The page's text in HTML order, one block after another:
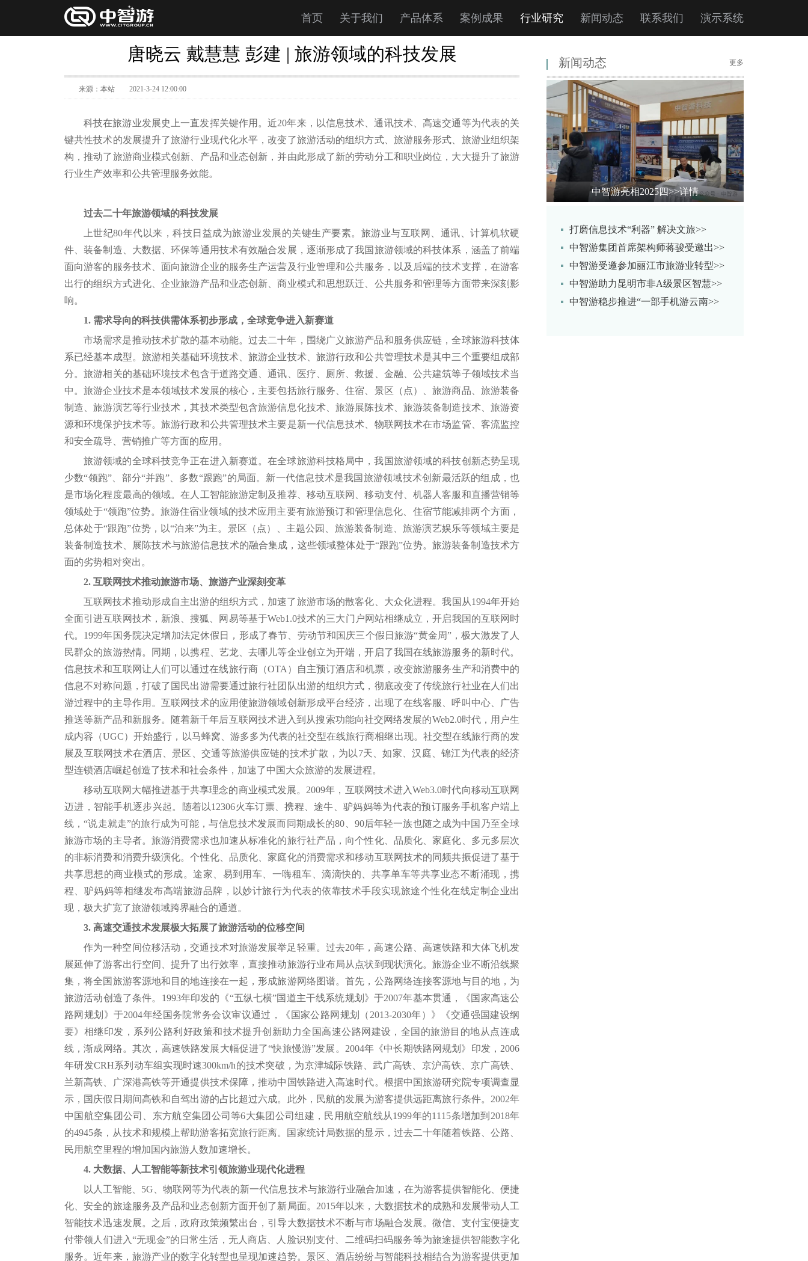
首页 关于我们 产品体系 案例成果 行业研究 新闻动态 联系我们 演示系统
唐晓云 戴慧慧 彭建 | 旅游领域的科技发展
来源：本站 2021-3-24 12:00:00
科技在旅游业发展史上一直发挥关键作用。近20年来，以信息技术、通讯技术、高速交通等为代表的关
键共性技术的发展提升了旅游行业现代化水平，改变了旅游活动的组织方式、旅游服务形式、旅游业组织架
构，推动了旅游商业模式创新、产品和业态创新，并由此形成了新的劳动分工和职业岗位，大大提升了旅游
行业生产效率和公共管理服务效能。
过去二十年旅游领域的科技发展
上世纪80年代以来，科技日益成为旅游业发展的关键生产要素。旅游业与互联网、通讯、计算机软硬
件、装备制造、大数据、环保等通用技术有效融合发展，逐渐形成了我国旅游领域的科技体系，涵盖了前端
面向游客的服务技术、面向旅游企业的服务生产运营及行业管理和公共服务，以及后端的技术支撑，在游客
出行的组织方式进化、企业旅游产品和业态创新、商业模式和思想跃迁、公共服务和管理等方面带来深刻影
响。
1. 需求导向的科技供需体系初步形成，全球竞争进入新赛道
市场需求是推动技术扩散的基本动能。过去二十年，围绕广义旅游产品和服务供应链，全球旅游科技体
系已经基本成型。旅游相关基础环境技术、旅游企业技术、旅游行政和公共管理技术是其中三个重要组成部
分。旅游相关的基础环境技术包含于道路交通、通讯、医疗、厕所、救援、金融、公共建筑等子领域技术当
中。旅游企业技术是本领域技术发展的核心，主要包括旅行服务、住宿、景区（点）、旅游商品、旅游装备
制造、旅游演艺等行业技术，其技术类型包含旅游信息化技术、旅游展陈技术、旅游装备制造技术、旅游资
源和环境保护技术等。旅游行政和公共管理技术主要是新一代信息技术、物联网技术在市场监管、客流监控
和安全疏导、营销推广等方面的应用。
旅游领域的全球科技竞争正在进入新赛道。在全球旅游科技格局中，我国旅游领域的科技创新态势呈现
少数“领跑”、部分“并跑”、多数“跟跑”的局面。新一代信息技术是我国旅游领域技术创新最活跃的组成，也
是市场化程度最高的领域。在人工智能旅游定制及推荐、移动互联网、移动支付、机器人客服和直播营销等
领域处于“领跑”位势。旅游住宿业领域的技术应用主要有旅游预订和管理信息化、住宿节能减排两个方面，
总体处于“跟跑”位势，以“泊来”为主。景区（点）、主题公园、旅游装备制造、旅游演艺娱乐等领域主要是
装备制造技术、展陈技术与旅游信息技术的融合集成，这些领域整体处于“跟跑”位势。旅游装备制造技术方
面的劣势相对突出。
2. 互联网技术推动旅游市场、旅游产业深刻变革
互联网技术推动形成自主出游的组织方式，加速了旅游市场的散客化、大众化进程。我国从1994年开始
全面引进互联网技术，新浪、搜狐、网易等基于Web1.0技术的三大门户网站相继成立，开启我国的互联网时
代。1999年国务院决定增加法定休假日，形成了春节、劳动节和国庆三个假日旅游“黄金周”，极大激发了人
民群众的旅游热情。同期，以携程、艺龙、去哪儿等企业创立为开端，开启了我国在线旅游服务的新时代。
信息技术和互联网让人们可以通过在线旅行商（OTA）自主预订酒店和机票，改变旅游服务生产和消费中的
信息不对称问题，打破了国民出游需要通过旅行社团队出游的组织方式，彻底改变了传统旅行社业在人们出
游过程中的主导作用。互联网技术的应用使旅游领域创新形成平台经济，出现了在线客服、呼叫中心、广告
推送等新产品和新服务。随着新千年后互联网技术进入到从搜索功能向社交网络发展的Web2.0时代，用户生
成内容（UGC）开始盛行，以马蜂窝、游多多为代表的社交型在线旅行商相继出现。社交型在线旅行商的发
展及互联网技术在酒店、景区、交通等旅游供应链的技术扩散，为以7天、如家、汉庭、锦江为代表的经济
型连锁酒店崛起创造了技术和社会条件，加速了中国大众旅游的发展进程。
移动互联网大幅推进基于共享理念的商业模式发展。2009年，互联网技术进入Web3.0时代向移动互联网
迈进，智能手机逐步兴起。随着以12306火车订票、携程、途牛、驴妈妈等为代表的预订服务手机客户端上
线，“说走就走”的旅行成为可能，与信息技术发展而同期成长的80、90后年轻一族也随之成为中国乃至全球
旅游市场的主导者。旅游消费需求也加速从标准化的旅行社产品，向个性化、品质化、家庭化、多元多层次
的非标消费和消费升级演化。个性化、品质化、家庭化的消费需求和移动互联网技术的同频共振促进了基于
共享思想的商业模式的形成。途家、易到用车、一嗨租车、滴滴快的、共享单车等共享业态不断涌现，携
程、驴妈妈等相继发布高端旅游品牌，以妙计旅行为代表的依靠技术手段实现旅途个性化在线定制企业出
现，极大扩宽了旅游领域跨界融合的通道。
3. 高速交通技术发展极大拓展了旅游活动的位移空间
作为一种空间位移活动，交通技术对旅游发展举足轻重。过去20年，高速公路、高速铁路和大体飞机发
展延伸了游客出行空间、提升了出行效率，直接推动旅游行业布局从点状到现状演化。旅游企业不断沿线聚
集，将全国旅游客源地和目的地连接在一起，形成旅游网络图谱。首先，公路网络连接客源地与目的地，为
旅游活动创造了条件。1993年印发的《“五纵七横”国道主干线系统规划》于2007年基本贯通，《国家高速公
路网规划》于2004年经国务院常务会议审议通过，《国家公路网规划（2013-2030年）》《交通强国建设纲
要》相继印发，系列公路利好政策和技术提升创新助力全国高速公路网建设，全国的旅游目的地从点连成
线，渐成网络。其次，高速铁路发展大幅促进了“快旅慢游”发展。2004年《中长期铁路网规划》印发，2006
年研发CRH系列动车组实现时速300km/h的技术突破，为京津城际铁路、武广高铁、京沪高铁、京广高铁、
兰新高铁、广深港高铁等开通提供技术保障，推动中国铁路进入高速时代。根据中国旅游研究院专项调查显
示，国庆假日期间高铁和自驾出游的占比超过六成。此外，民航的发展为游客提供远距离旅行条件。2002年
中国航空集团公司、东方航空集团公司等6大集团公司组建，民用航空航线从1999年的1115条增加到2018年
的4945条，从技术和规模上帮助游客拓宽旅行距离。国家统计局数据的显示，过去二十年随着铁路、公路、
民用航空里程的增加国内旅游人数加速增长。
4. 大数据、人工智能等新技术引领旅游业现代化进程
以人工智能、5G、物联网等为代表的新一代信息技术与旅游行业融合加速，在为游客提供智能化、便捷
化、安全的旅途服务及产品和业态创新方面开创了新局面。2015年以来，大数据技术的成熟和发展带动人工
智能技术迅速发展。之后，政府政策频繁出台，引导大数据技术不断与市场融合发展。微信、支付宝便捷支
付带领人们进入“无现金”的日常生活，无人商店、人脸识别支付、二维码扫码服务等为旅途提供智能数字化
服务。近年来，旅游产业的数字化转型也呈现加速趋势。景区、酒店纷纷与智能科技相结合为游客提供更加
新闻动态 更多
中智游亮相2025四>>详情
打磨信息技术“利器” 解决文旅>>
中智游集团首席架构师蒋骏受邀出>>
中智游受邀参加丽江市旅游业转型>>
中智游助力昆明市非A级景区智慧>>
中智游稳步推进“一部手机游云南>>